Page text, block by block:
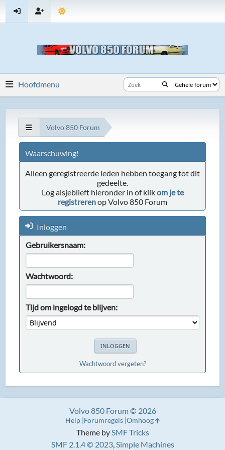
Hoofdmenu
Volvo 850 Forum
Waarschuwing!
Alleen geregistreerde leden hebben toegang tot dit
gedeelte.
Log alsjeblieft hieronder in of klikom je te
registrerenop Volvo 850 Forum
Inloggen
Gebruikersnaam:
Wachtwoord:
Tijd om ingelogd te blijven:
Wachtwoord vergeten?
Theme bySMF Tricks
SMF 2.1.4 © 2023,Simple Machines
Volvo 850 Forum © 2026
Help Forumregels Omhoog